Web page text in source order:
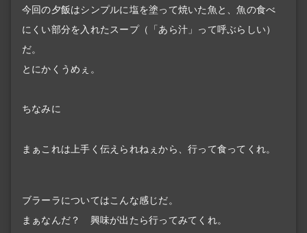
今回の夕飯はシンプルに塩を塗って焼いた魚と、魚の食べ
にくい部分を入れたスープ（「あら汁」って呼ぶらしい）
だ。
とにかくうめぇ。
ちなみに
まぁこれは上手く伝えられねぇから、行って食ってくれ。
ブラーラについてはこんな感じだ。
まぁなんだ？ 興味が出たら行ってみてくれ。